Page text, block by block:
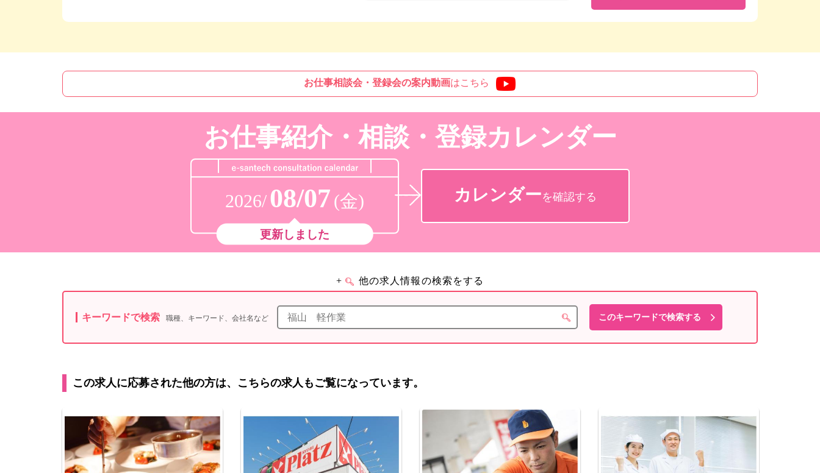
お仕事相談会・登録会の案内動画はこちら
お仕事紹介・相談・登録カレンダー
2026/08/07 (金)
更新しました
カレンダーを確認する
+ 他の求人情報の検索をする
キーワードで検索 職種、キーワード、会社名など
この求人に応募された他の方は、こちらの求人もご覧になっています。